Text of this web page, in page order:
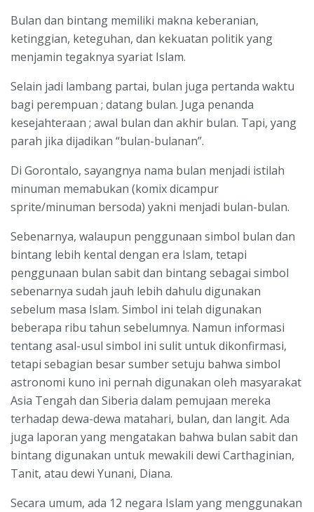
Bulan dan bintang memiliki makna keberanian,
ketinggian, keteguhan, dan kekuatan politik yang
menjamin tegaknya syariat Islam.
Selain jadi lambang partai, bulan juga pertanda waktu
bagi perempuan ; datang bulan. Juga penanda
kesejahteraan ; awal bulan dan akhir bulan. Tapi, yang
parah jika dijadikan “bulan-bulanan”.
Di Gorontalo, sayangnya nama bulan menjadi istilah
minuman memabukan (komix dicampur
sprite/minuman bersoda) yakni menjadi bulan-bulan.
Sebenarnya, walaupun penggunaan simbol bulan dan
bintang lebih kental dengan era Islam, tetapi
penggunaan bulan sabit dan bintang sebagai simbol
sebenarnya sudah jauh lebih dahulu digunakan
sebelum masa Islam. Simbol ini telah digunakan
beberapa ribu tahun sebelumnya. Namun informasi
tentang asal-usul simbol ini sulit untuk dikonfirmasi,
tetapi sebagian besar sumber setuju bahwa simbol
astronomi kuno ini pernah digunakan oleh masyarakat
Asia Tengah dan Siberia dalam pemujaan mereka
terhadap dewa-dewa matahari, bulan, dan langit. Ada
juga laporan yang mengatakan bahwa bulan sabit dan
bintang digunakan untuk mewakili dewi Carthaginian,
Tanit, atau dewi Yunani, Diana.
Secara umum, ada 12 negara Islam yang menggunakan